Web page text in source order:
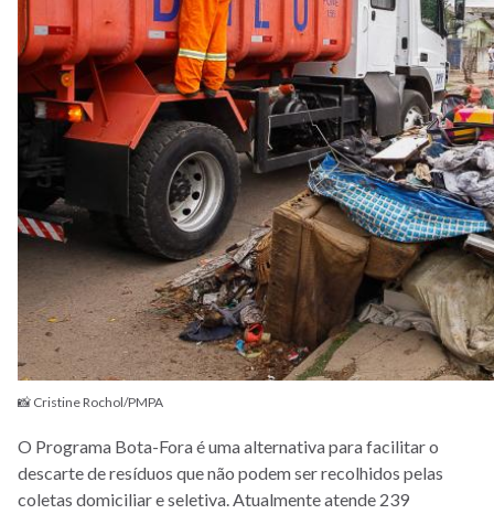
📸 Cristine Rochol/PMPA
O Programa Bota-Fora é uma alternativa para facilitar o
descarte de resíduos que não podem ser recolhidos pelas
coletas domiciliar e seletiva. Atualmente atende 239